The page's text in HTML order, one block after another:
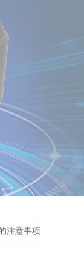
注意事项